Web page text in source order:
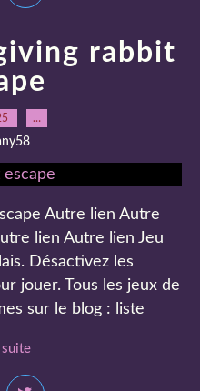
rabbit
…
Autre lien Autre
lien Autre lien Jeu
Désactivez les
jouer. Tous les jeux de
sur le blog : liste
suite